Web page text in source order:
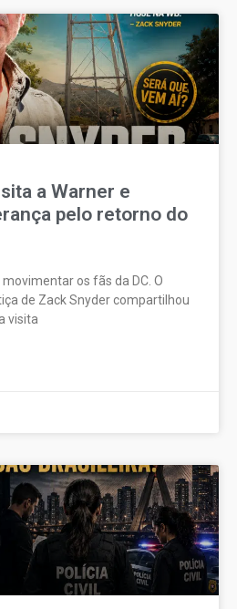
a Warner e
pelo retorno do
os fãs da DC. O
de Zack Snyder compartilhou
visita